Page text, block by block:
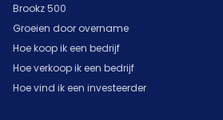
Brookz 500
Groeien door overname
Hoe koop ik een bedrijf
Hoe verkoop ik een bedrijf
Hoe vind ik een investeerder